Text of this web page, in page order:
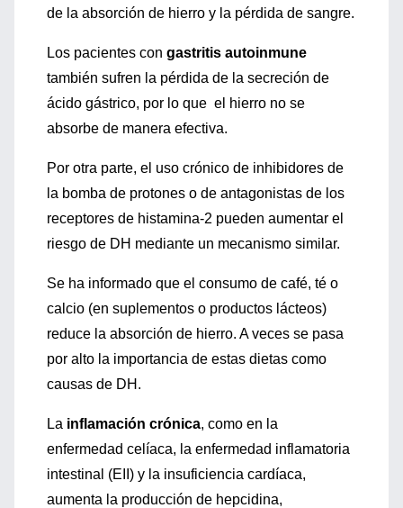
de la absorción de hierro y la pérdida de sangre.
Los pacientes con gastritis autoinmune
también sufren la pérdida de la secreción de
ácido gástrico, por lo que el hierro no se
absorbe de manera efectiva.
Por otra parte, el uso crónico de inhibidores de
la bomba de protones o de antagonistas de los
receptores de histamina-2 pueden aumentar el
riesgo de DH mediante un mecanismo similar.
Se ha informado que el consumo de café, té o
calcio (en suplementos o productos lácteos)
reduce la absorción de hierro. A veces se pasa
por alto la importancia de estas dietas como
causas de DH.
La inflamación crónica, como en la
enfermedad celíaca, la enfermedad inflamatoria
intestinal (EII) y la insuficiencia cardíaca,
aumenta la producción de hepcidina,